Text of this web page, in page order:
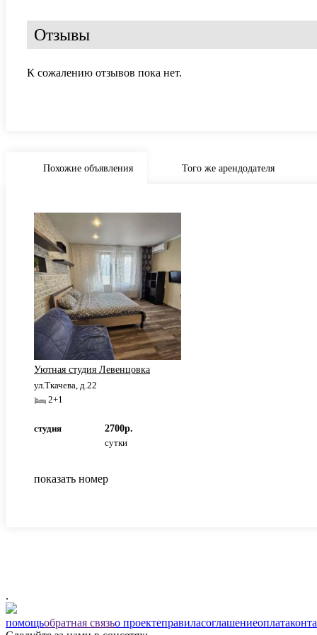
Отзывы
К сожалению отзывов пока нет.
Похожие объявления Того же арендодателя
Уютная студия Левенцовка
ул.Ткачева, д.22
2+1
студия
2700р.
сутки
показать номер
.
помощьобратная связьо проектеправиласоглашениеоплата